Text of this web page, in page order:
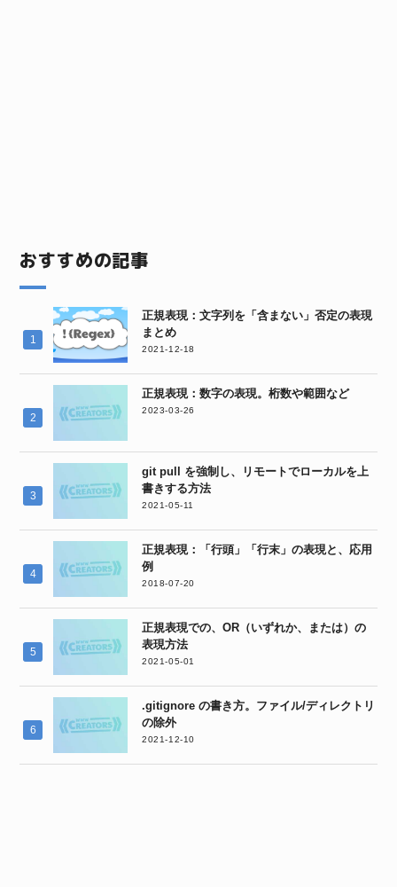
おすすめの記事
正規表現：文字列を「含まない」否定の表現
まとめ
2021-12-18
正規表現：数字の表現。桁数や範囲など
2023-03-26
git pull を強制し、リモートでローカルを上
書きする方法
2021-05-11
正規表現：「行頭」「行末」の表現と、応用
例
2018-07-20
正規表現での、OR（いずれか、または）の
表現方法
2021-05-01
.gitignore の書き方。ファイル/ディレクトリ
の除外
2021-12-10